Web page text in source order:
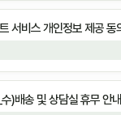
)배송 및 상담실 휴무 안내